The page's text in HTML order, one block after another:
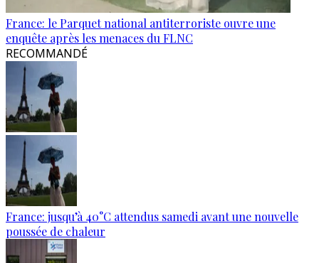
France: le Parquet national antiterroriste ouvre une
enquête après les menaces du FLNC
RECOMMANDÉ
France: jusqu’à 40°C attendus samedi avant une nouvelle
poussée de chaleur